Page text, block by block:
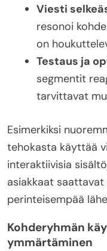
Viesti
resonoi
on
Testaus ja
segmentit
tarvittavat
Esimerkiksi
tehokasta käyttää
interaktiivisia
asiakkaat
perinteisempää
Kohderyhmän
ymmärtäminen